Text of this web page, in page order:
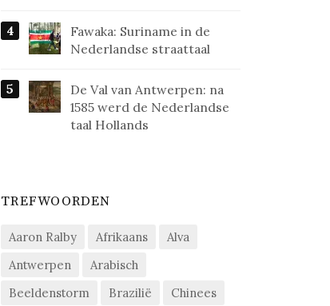
Fawaka: Suriname in de
Nederlandse straattaal
De Val van Antwerpen: na
1585 werd de Nederlandse
taal Hollands
TREFWOORDEN
Aaron Ralby Afrikaans
Alva
Antwerpen
Arabisch
Beeldenstorm
Brazilië
Chinees